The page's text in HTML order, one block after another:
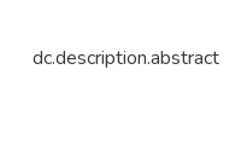
dc.description.abstract